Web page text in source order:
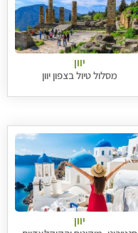
יוון
מסלול טיול בצפון יוון
יוון